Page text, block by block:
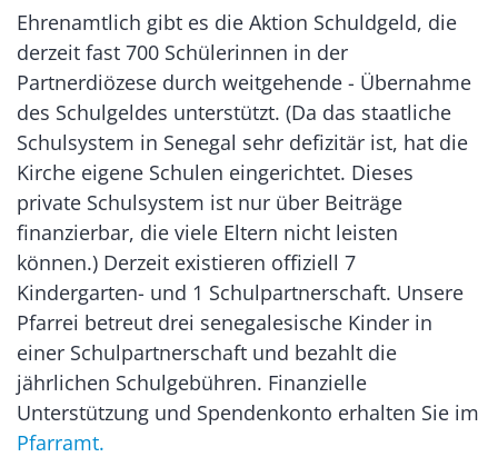
Ehrenamtlich gibt es die Aktion Schuldgeld, die
derzeit fast 700 Schülerinnen in der
Partnerdiözese durch weitgehende - Übernahme
des Schulgeldes unterstützt. (Da das staatliche
Schulsystem in Senegal sehr defizitär ist, hat die
Kirche eigene Schulen eingerichtet. Dieses
private Schulsystem ist nur über Beiträge
finanzierbar, die viele Eltern nicht leisten
können.) Derzeit existieren offiziell 7
Kindergarten- und 1 Schulpartnerschaft. Unsere
Pfarrei betreut drei senegalesische Kinder in
einer Schulpartnerschaft und bezahlt die
jährlichen Schulgebühren. Finanzielle
Unterstützung und Spendenkonto erhalten Sie im
Pfarramt.